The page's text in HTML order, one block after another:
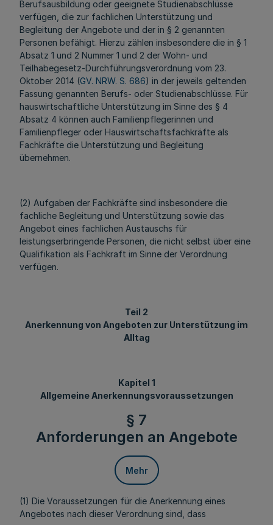
Berufsausbildung oder geeignete Studienabschlüsse
verfügen, die zur fachlichen Unterstützung und
Begleitung der Angebote und der in § 2 genannten
Personen befähigt. Hierzu zählen insbesondere die in § 1
Absatz 1 und 2 Nummer 1 und 2 der Wohn- und
Teilhabegesetz-Durchführungsverordnung vom 23.
Oktober 2014 (GV. NRW. S. 686) in der jeweils geltenden
Fassung genannten Berufs- oder Studienabschlüsse. Für
hauswirtschaftliche Unterstützung im Sinne des § 4
Absatz 4 können auch Familienpflegerinnen und
Familienpfleger oder Hauswirtschaftsfachkräfte als
Fachkräfte die Unterstützung und Begleitung
übernehmen.
(2) Aufgaben der Fachkräfte sind insbesondere die
fachliche Begleitung und Unterstützung sowie das
Angebot eines fachlichen Austauschs für
leistungserbringende Personen, die nicht selbst über eine
Qualifikation als Fachkraft im Sinne der Verordnung
verfügen.
Teil 2
Anerkennung von Angeboten zur Unterstützung im
Alltag
Kapitel 1
Allgemeine Anerkennungsvoraussetzungen
§ 7
Anforderungen an Angebote
Mehr
(1) Die Voraussetzungen für die Anerkennung eines
Angebotes nach dieser Verordnung sind, dass